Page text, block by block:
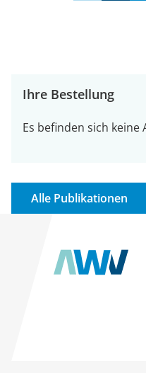
Ihre Bestellung
Es befinden sich
Alle Publikationen